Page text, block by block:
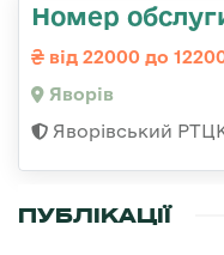
Номер
від 22000 до
Яворів
Яворівський
ПУБЛІКАЦІЇ